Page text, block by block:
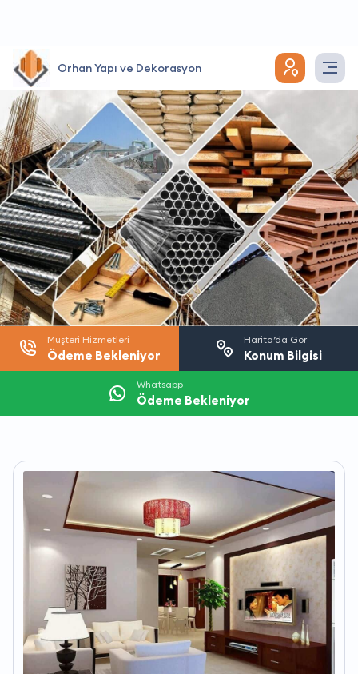
Orhan Yapı ve Dekorasyon
Müşteri Hizmetleri
Ödeme Bekleniyor
Harita’da Gör
Konum Bilgisi
Whatsapp
Ödeme Bekleniyor